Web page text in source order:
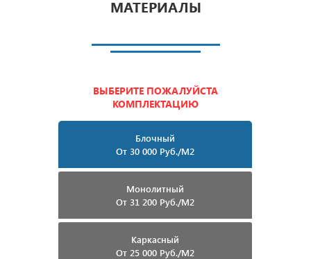
МАТЕРИАЛЫ
ВЫБЕРИТЕ ПОЖАЛУЙСТА
КОМПЛЕКТАЦИЮ
Блочный
От 30 000 Руб./м2
Монолитный
От 31 200 Руб./м2
Каркасный
От 25 000 Руб./м2